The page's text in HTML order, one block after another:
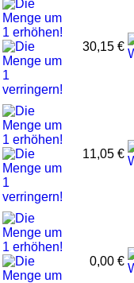
30,15 €
11,05 €
0,00 €